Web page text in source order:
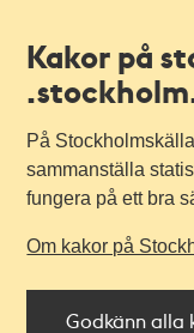
Kakor på
På
sammanställa
fungera på ett bra
Om kakor på
Godkänn alla